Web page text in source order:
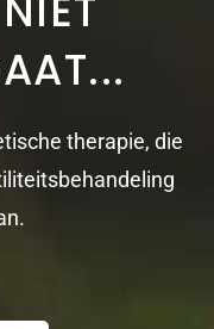
therapie, die